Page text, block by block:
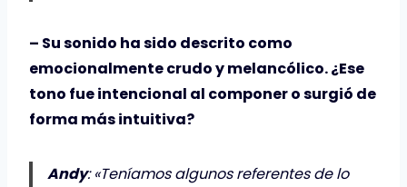
– Su sonido ha sido descrito como
emocionalmente crudo y melancólico. ¿Ese
tono fue intencional al componer o surgió de
forma más intuitiva?
Andy: «Teníamos algunos referentes de lo